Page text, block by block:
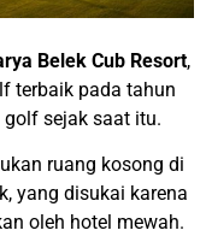
Belek Cub Resort,
terbaik pada tahun
sejak saat itu.
ruang kosong di
yang disukai karena
oleh hotel mewah.